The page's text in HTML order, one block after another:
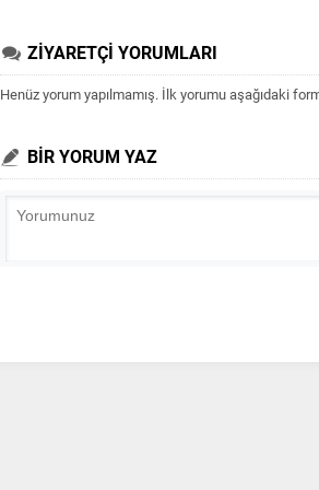
ZİYARETÇİ YORUMLARI
Henüz yorum yapılmamış. İlk yorumu aşağıdaki
BİR YORUM YAZ